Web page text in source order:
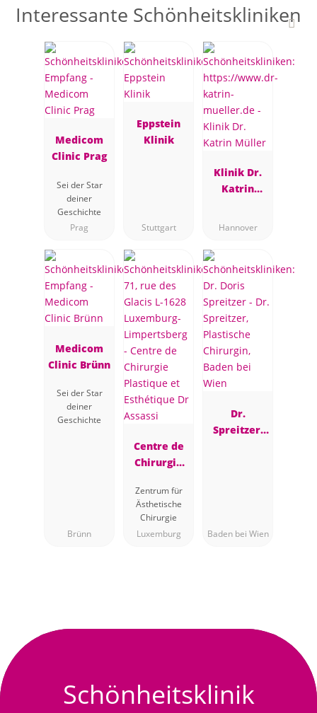
Interessante Schönheitskliniken
Medicom
Clinic Prag
Sei der Star
deiner
Geschichte
Prag
Eppstein
Klinik
Stuttgart
Klinik Dr.
Katrin
Hannover
Medicom
Clinic Brünn
Sei der Star
deiner
Geschichte
Brünn
Centre de
Chirurgie
Esthétique
Dr Assassi
Zentrum für
Ästhetische
Chirurgie
Luxemburg
Dr.
Spreitzer,
Baden bei Wien
Schönheitsklinik